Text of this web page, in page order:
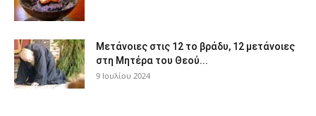
Μετάνοιες στις 12 το βράδυ, 12 μετάνοιες
στη Μητέρα του Θεού...
9 Ιουλίου 2024